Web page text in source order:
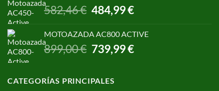
650,00 €.
499,00 €.
582,46€
El
precio
era:
582,46 €.
484,99€El
precio
es:
484,99 €.
MOTOAZADA AC800 ACTIVE
899,00€ El
precio
era:
899,00 €.
739,99€El
precio
CATEGORÍAS PRINCIPALES